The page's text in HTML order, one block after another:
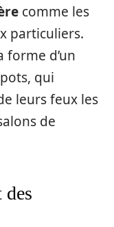
comme les
particuliers.
forme d’un
qui
leurs feux les
de